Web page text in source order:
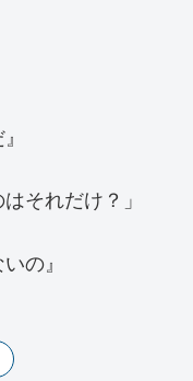
それだけ？」
の』